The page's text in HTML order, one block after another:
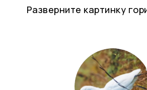
Разверните картинку